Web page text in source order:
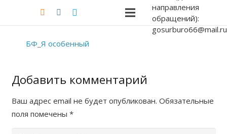
направления
обращений):
gosurburo66@mail.ru
БФ_Я особенный
Добавить комментарий
Ваш адрес email не будет опубликован. Обязательные
поля помечены *